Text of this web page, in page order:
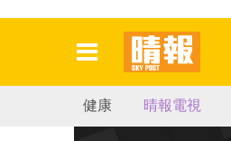
健康 晴報電視